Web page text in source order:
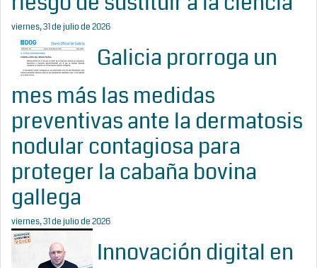
viernes, 31 de julio de 2026
Galicia prorroga un
mes más las medidas
preventivas ante la dermatosis
nodular contagiosa para
proteger la cabaña bovina
gallega
viernes, 31 de julio de 2026
Innovación digital en